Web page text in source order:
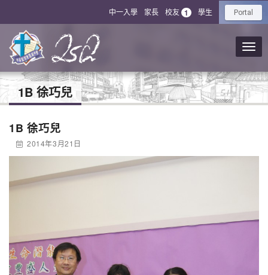
中一入學 家長 校友 1 學生 Portal
1B 徐巧兒
1B 徐巧兒
2014年3月21日